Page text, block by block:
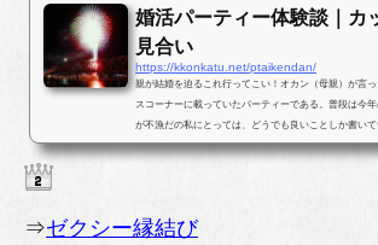
婚活パーティー体験談｜カ
見合い
https://kkonkatu.net/ptaikendan/
親が結婚を迫るこれ行ってこい！オカン（母親）が言
スコーナーに載っていたパーティーである。普段は今
が不漁だの私にとっては、どうでも良いことしか書い
中ほどのページに婚活パー...
⇒ゼクシー縁結び